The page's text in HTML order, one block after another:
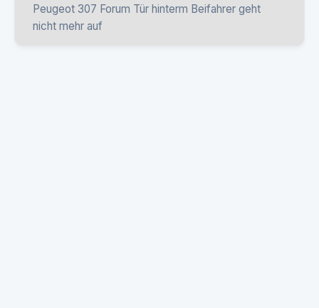
Peugeot 307 Forum Tür hinterm Beifahrer geht
nicht mehr auf